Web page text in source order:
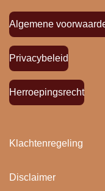
Algemene
Privacybeleid
Herroepingsrecht
Klachtenregeling
Disclaimer